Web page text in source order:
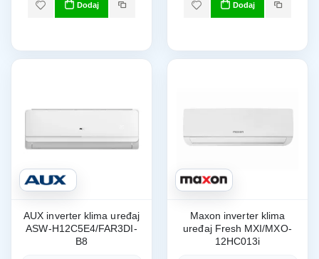
Dodaj Dodaj
AUX inverter klima uređaj
ASW-H12C5E4/FAR3DI-
B8
Maxon inverter klima
uređaj Fresh MXI/MXO-
12HC013i